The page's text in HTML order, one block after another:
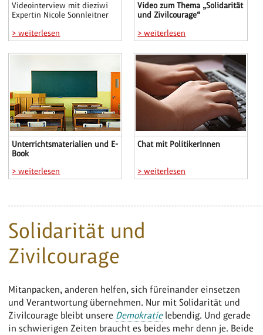
Videointerview mit dieziwi
Expertin Nicole Sonnleitner
> weiterlesen
Video zum Thema „Solidarität
und Zivilcourage“
> weiterlesen
Unterrichtsmaterialien und E-
Book
> weiterlesen
Chat mit PolitikerInnen
> weiterlesen
Solidarität und
Zivilcourage
Mitanpacken, anderen helfen, sich füreinander einsetzen
und Verantwortung übernehmen. Nur mit Solidarität und
Zivilcourage bleibt unsere Demokratielebendig. Und gerade
in schwierigen Zeiten braucht es beides mehr denn je. Beide